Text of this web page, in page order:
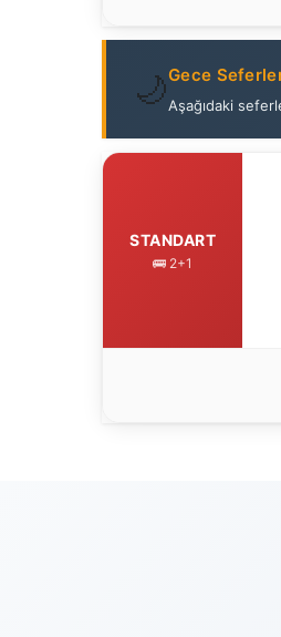
🌙Gece
Aşağıdaki
STANDART
🚌 2+1